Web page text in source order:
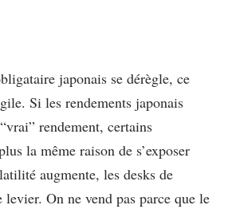
japonais se dérègle, ce
Si les rendements japonais
rendement, certains
la même raison de s’exposer
augmente, les desks de
On ne vend pas parce que le